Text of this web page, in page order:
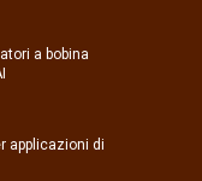
a bobina
applicazioni di